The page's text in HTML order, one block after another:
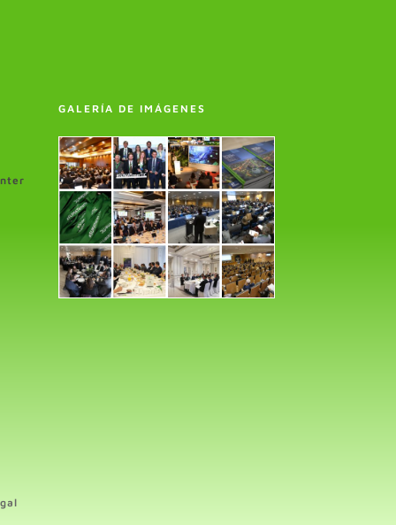
GALERÍA DE IMÁGENES